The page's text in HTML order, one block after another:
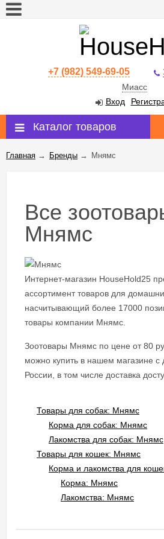
+7 (982) 549-69-05
Миасс
Вход
Каталог товаров
Главная → Бренды → Мнямс
Все
Мнямс
Интернет-магазин HouseHold25
ассортимент товаров для
насчитывающий более 17000
товары компании Мнямс.
Зоотовары Мнямс по цене от 80
можно купить в нашем магазине с
России, в том числе доставка
Товары для собак: Мнямс
Корма для собак: Мнямс
Лакомства для собак: Мнямс
Товары для кошек: Мнямс
Корма и лакомства для
Корма: Мнямс
Лакомства: Мнямс